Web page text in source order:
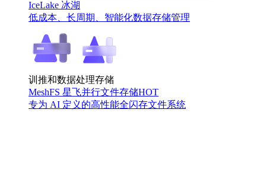
IceLake 冰湖
低成本、长周期、智能化数据存储管理
训推和数据处理存储
MeshFS 星飞并行文件存储HOT
专为 AI 定义的高性能全闪存文件系统